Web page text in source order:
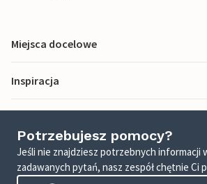
Miejsca docelowe
Inspiracja
Potrzebujesz pomocy?
Jeśli nie znajdziesz potrzebnych informacji
zadawanych pytań, nasz zespół chętnie Ci